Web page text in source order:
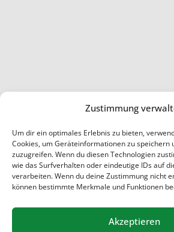
Zustimmung
Um dir ein optimales Erlebnis zu bieten,
Cookies, um Geräteinformationen zu speichern
zuzugreifen. Wenn du diesen Technologien
wie das Surfverhalten oder eindeutige IDs auf
verarbeiten. Wenn du deine Zustimmung nicht
können bestimmte Merkmale und Funktionen
Akzeptieren
Startseite/Interner Beitrag/
© 2026 Schule